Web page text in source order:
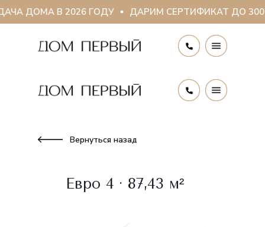
ДОМА В 2026 ГОДУ ДАРИМ СЕРТИФИКАТ ДО 300
Вернуться назад
Евро 4 · 87,43 м²